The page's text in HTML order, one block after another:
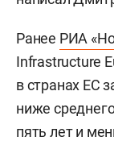
Ранее РИА
Infrastructure
в странах ЕС
ниже
пять лет и